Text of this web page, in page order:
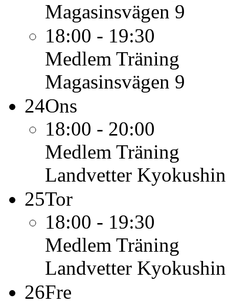
Magasinsvägen 9
18:00 - 19:30
Medlem Träning
Magasinsvägen 9
24Ons
18:00 - 20:00
Medlem Träning
Landvetter
25Tor
18:00 - 19:30
Medlem Träning
Landvetter
26Fre